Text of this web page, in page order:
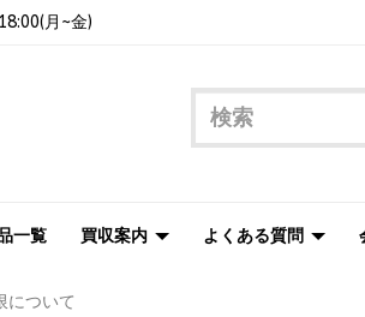
月~金)
一覧 買収案内 よくある質問
について